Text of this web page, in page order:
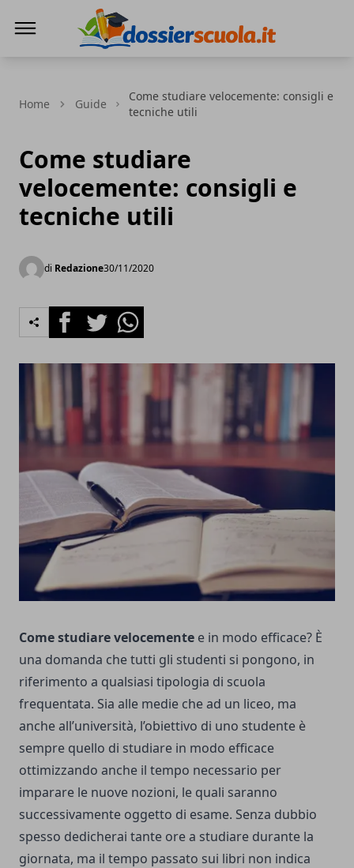
Home Guide
Come studiare velocemente: consigli e
tecniche utili
Come studiare
velocemente: consigli e
tecniche utili
di Redazione30/11/2020
FacebookTwitterWhatsapp
Come studiare velocemente e in modo efficace? È
una domanda che tutti gli studenti si pongono, in
riferimento a qualsiasi tipologia di scuola
frequentata. Sia alle medie che ad un liceo, ma
anche all’università, l’obiettivo di uno studente è
sempre quello di studiare in modo efficace
ottimizzando anche il tempo necessario per
imparare le nuove nozioni, le quali saranno
successivamente oggetto di esame. Senza dubbio
spesso dedicherai tante ore a studiare durante la
giornata, ma il tempo passato sui libri non indica